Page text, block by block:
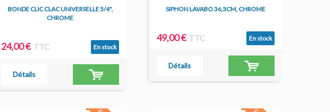
BONDE CLIC CLAC UNIVERSELLE 5/4",
CHROME
24,00 € TTC En stock
Détails
SIPHON LAVABO 36,3CM, CHROME
49,00 € TTC En stock
Détails